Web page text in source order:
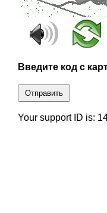
Введите код с
Отправить
Your support ID is: